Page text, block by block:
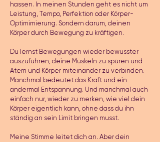
hassen. In meinen Stunden geht es nicht um
Leistung, Tempo, Perfektion oder Körper-
Optimimierung. Sondern darum, deinen
Körper durch Bewegung zu kräftigen.
Du lernst Bewegungen wieder bewusster
auszuführen, deine Muskeln zu spüren und
Atem und Körper miteinander zu verbinden.
Manchmal bedeutet das Kraft und ein
andermal Entspannung. Und manchmal auch
einfach nur, wieder zu merken, wie viel dein
Körper eigentlich kann, ohne dass du ihn
ständig an sein Limit bringen musst.
Meine Stimme leitet dich an. Aber dein